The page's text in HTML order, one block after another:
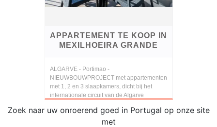
APPARTEMENT TE KOOP IN
MEXILHOEIRA GRANDE
ALGARVE - Portimao -
NIEUWBOUWPROJECT met appartementen
met 1, 2 en 3 slaapkamers, dicht bij het
internationale circuit van de Algarve
Zoek naar uw onroerend goed in Portugal op onze site
met